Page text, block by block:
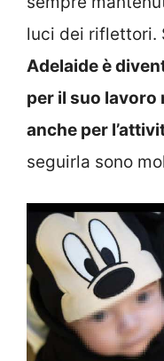
luci dei riflettori.
Adelaide è
per il suo lavoro
anche per
seguirla sono